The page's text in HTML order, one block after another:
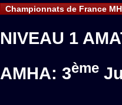
Championnats de France
NIVEAU 1
AMHA: 3ème